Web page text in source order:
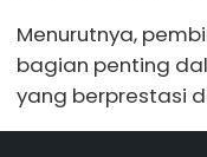
Menurutnya,
bagian penting
yang berprestasi